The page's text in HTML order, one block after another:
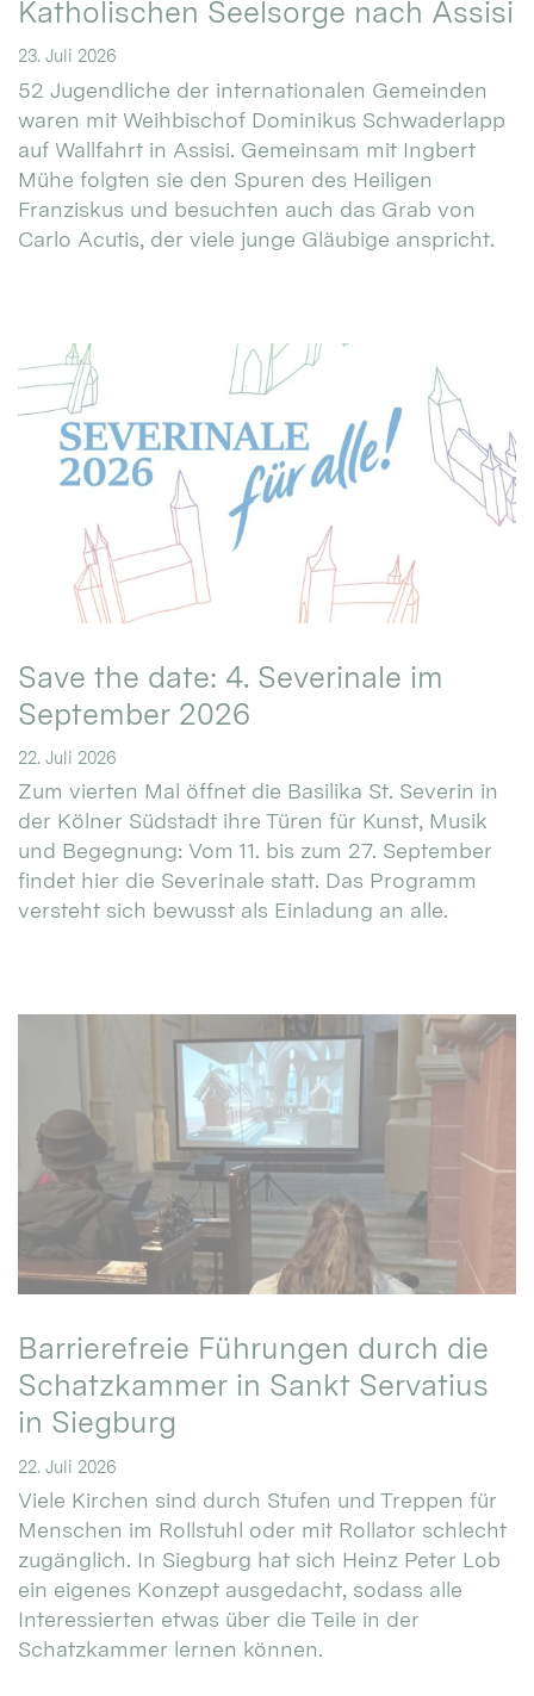
Katholischen Seelsorge nach Assisi
23. Juli 2026
52 Jugendliche der internationalen Gemeinden
waren mit Weihbischof Dominikus Schwaderlapp
auf Wallfahrt in Assisi. Gemeinsam mit Ingbert
Mühe folgten sie den Spuren des Heiligen
Franziskus und besuchten auch das Grab von
Carlo Acutis, der viele junge Gläubige anspricht.
Save the date: 4. Severinale im
September 2026
22. Juli 2026
Zum vierten Mal öffnet die Basilika St. Severin in
der Kölner Südstadt ihre Türen für Kunst, Musik
und Begegnung: Vom 11. bis zum 27. September
findet hier die Severinale statt. Das Programm
versteht sich bewusst als Einladung an alle.
Barrierefreie Führungen durch die
Schatzkammer in Sankt Servatius
in Siegburg
22. Juli 2026
Viele Kirchen sind durch Stufen und Treppen für
Menschen im Rollstuhl oder mit Rollator schlecht
zugänglich. In Siegburg hat sich Heinz Peter Lob
ein eigenes Konzept ausgedacht, sodass alle
Interessierten etwas über die Teile in der
Schatzkammer lernen können.